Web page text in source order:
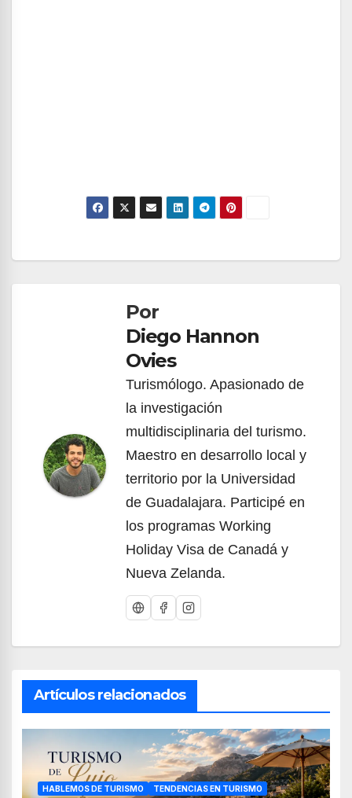
Navegación
entradasPor
Diego Hannon
Ovies
Turismólogo. Apasionado de
la investigación
multidisciplinaria del turismo.
Maestro en desarrollo local y
territorio por la Universidad
de Guadalajara. Participé en
los programas Working
Holiday Visa de Canadá y
Nueva Zelanda.
Artículos relacionados
HABLEMOS DE TURISMO TENDENCIAS EN TURISMO